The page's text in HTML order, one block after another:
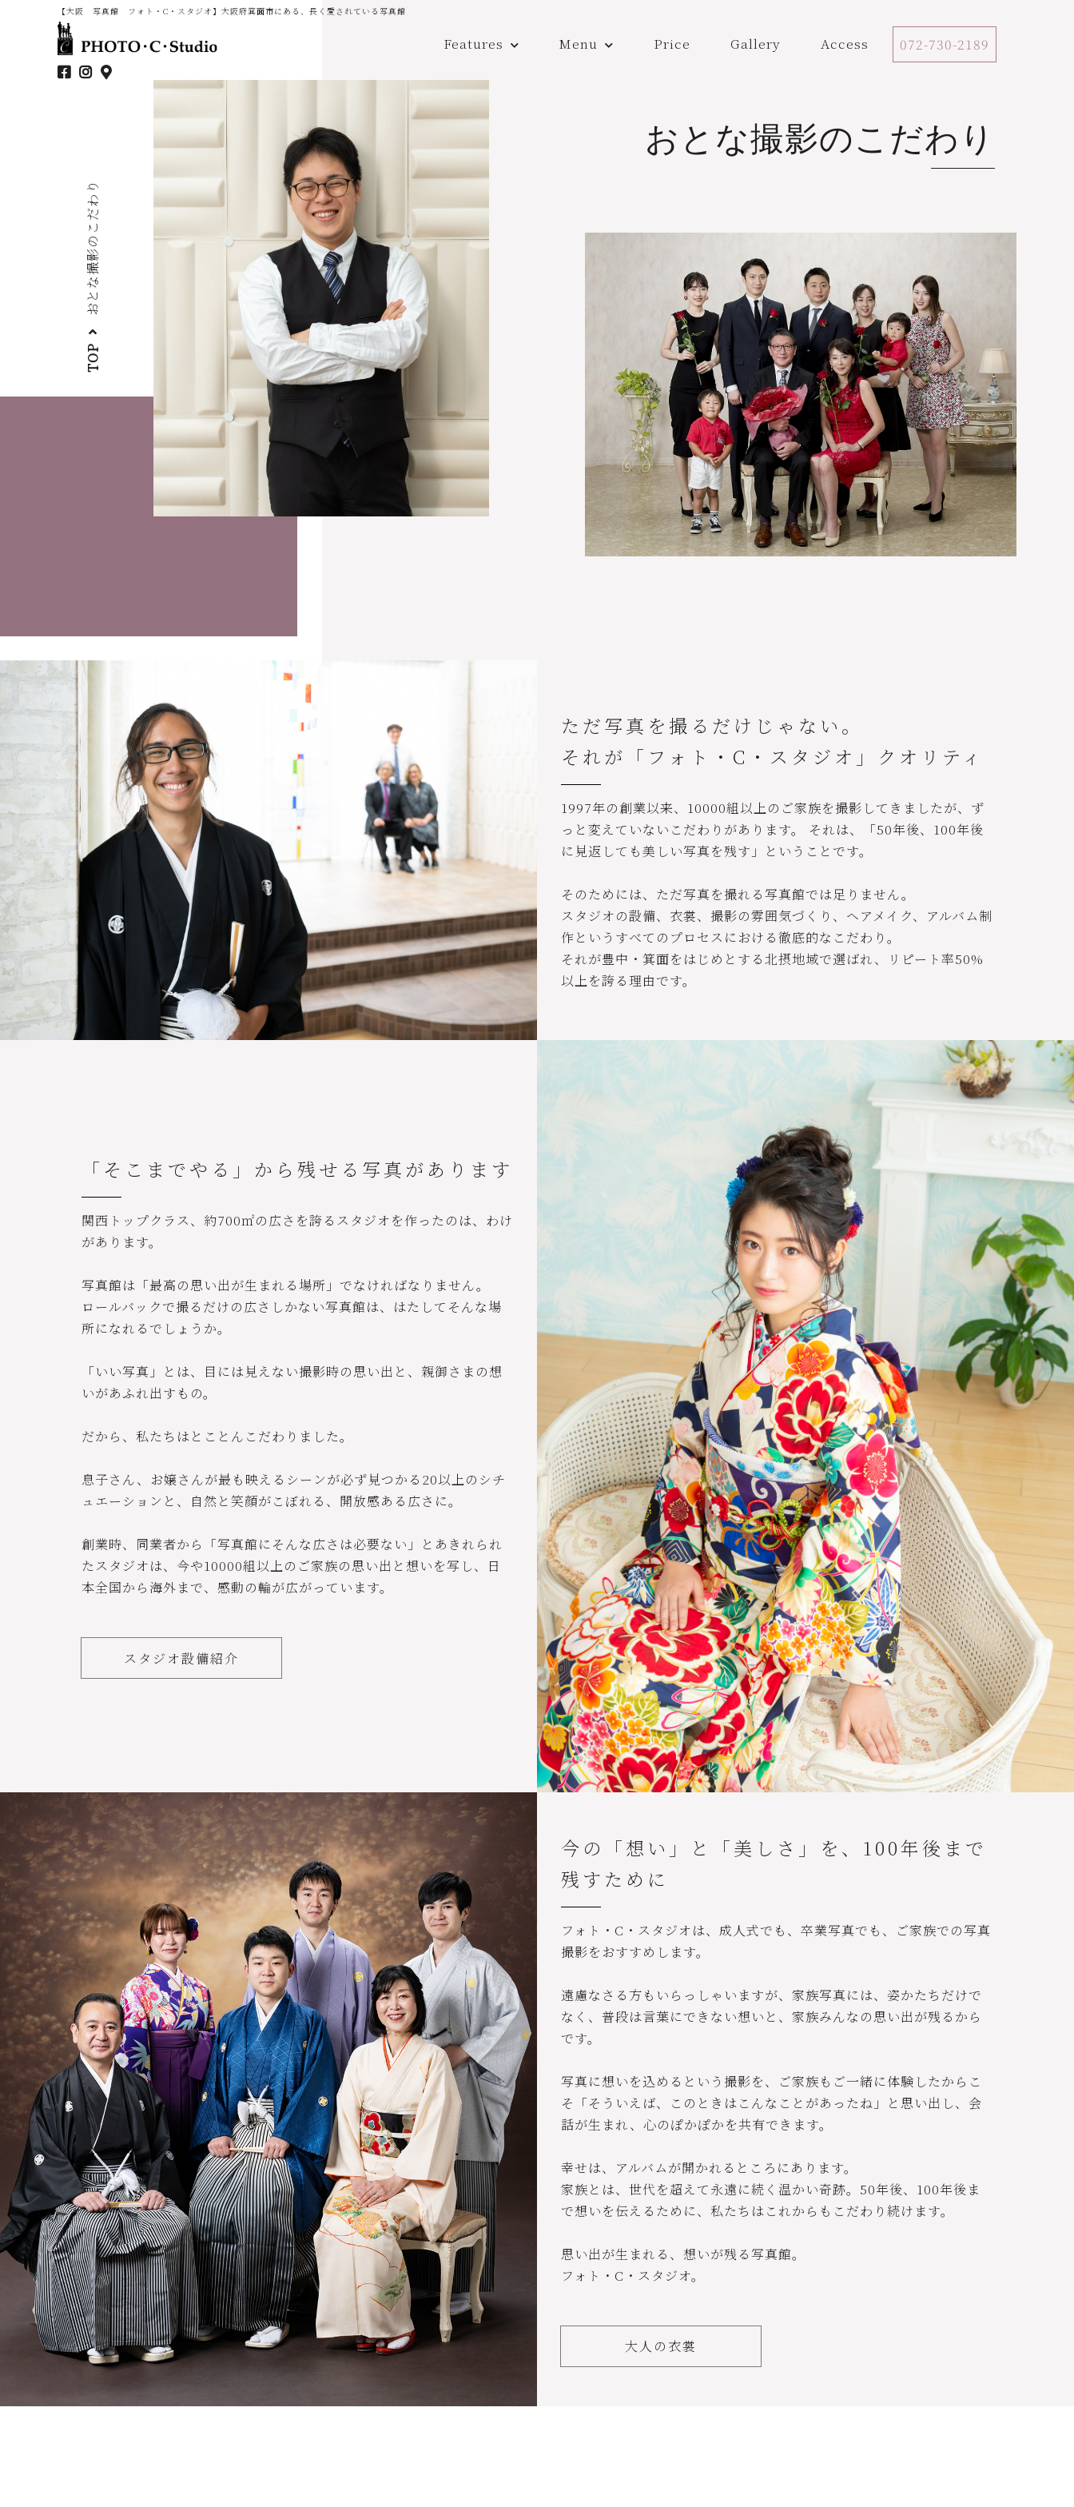
【大阪 写真館 フォト・C・スタジオ】大阪府箕面市にある、長く愛されている写真館
Features Menu Price Gallery Access 072-730-2189
TOP
おとな撮影のこだわり
おとな撮影のこだわり
ただ写真を撮るだけじゃない。
それが「フォト・C・スタジオ」クオリティ
1997年の創業以来、10000組以上のご家族を撮影してきましたが、ず
っと変えていないこだわりがあります。 それは、「50年後、100年後
に見返しても美しい写真を残す」ということです。
そのためには、ただ写真を撮れる写真館では足りません。
スタジオの設備、衣裳、撮影の雰囲気づくり、ヘアメイク、アルバム制
作というすべてのプロセスにおける徹底的なこだわり。
それが豊中・箕面をはじめとする北摂地域で選ばれ、リピート率50%
以上を誇る理由です。
「そこまでやる」から残せる写真があります
関西トップクラス、約700㎡の広さを誇るスタジオを作ったのは、わけ
があります。
写真館は「最高の思い出が生まれる場所」でなければなりません。
ロールバックで撮るだけの広さしかない写真館は、はたしてそんな場
所になれるでしょうか。
「いい写真」とは、目には見えない撮影時の思い出と、親御さまの想
いがあふれ出すもの。
だから、私たちはとことんこだわりました。
息子さん、お嬢さんが最も映えるシーンが必ず見つかる20以上のシチ
ュエーションと、自然と笑顔がこぼれる、開放感ある広さに。
創業時、同業者から「写真館にそんな広さは必要ない」とあきれられ
たスタジオは、今や10000組以上のご家族の思い出と想いを写し、日
本全国から海外まで、感動の輪が広がっています。
スタジオ設備紹介
今の「想い」と「美しさ」を、100年後まで
残すために
フォト・C・スタジオは、成人式でも、卒業写真でも、ご家族での写真
撮影をおすすめします。
遠慮なさる方もいらっしゃいますが、家族写真には、姿かたちだけで
なく、普段は言葉にできない想いと、家族みんなの思い出が残るから
です。
写真に想いを込めるという撮影を、ご家族もご一緒に体験したからこ
そ「そういえば、このときはこんなことがあったね」と思い出し、会
話が生まれ、心のぽかぽかを共有できます。
幸せは、アルバムが開かれるところにあります。
家族とは、世代を超えて永遠に続く温かい奇跡。50年後、100年後ま
で想いを伝えるために、私たちはこれからもこだわり続けます。
思い出が生まれる、想いが残る写真館。
フォト・C・スタジオ。
大人の衣裳